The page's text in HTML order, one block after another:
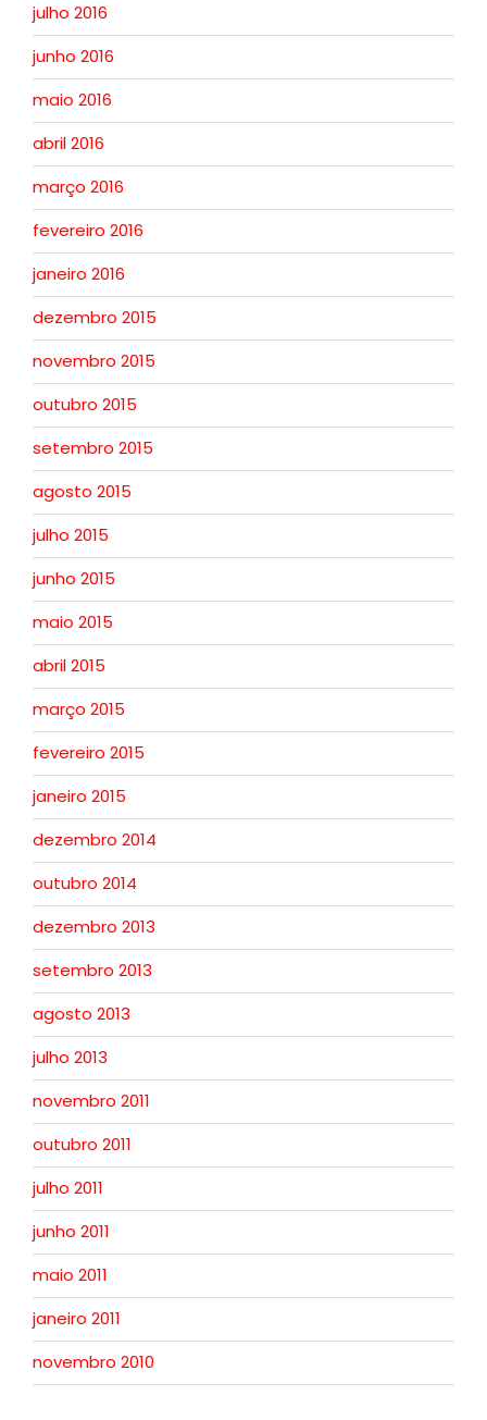
julho 2016
junho 2016
maio 2016
abril 2016
março 2016
fevereiro 2016
janeiro 2016
dezembro 2015
novembro 2015
outubro 2015
setembro 2015
agosto 2015
julho 2015
junho 2015
maio 2015
abril 2015
março 2015
fevereiro 2015
janeiro 2015
dezembro 2014
outubro 2014
dezembro 2013
setembro 2013
agosto 2013
julho 2013
novembro 2011
outubro 2011
julho 2011
junho 2011
maio 2011
janeiro 2011
novembro 2010